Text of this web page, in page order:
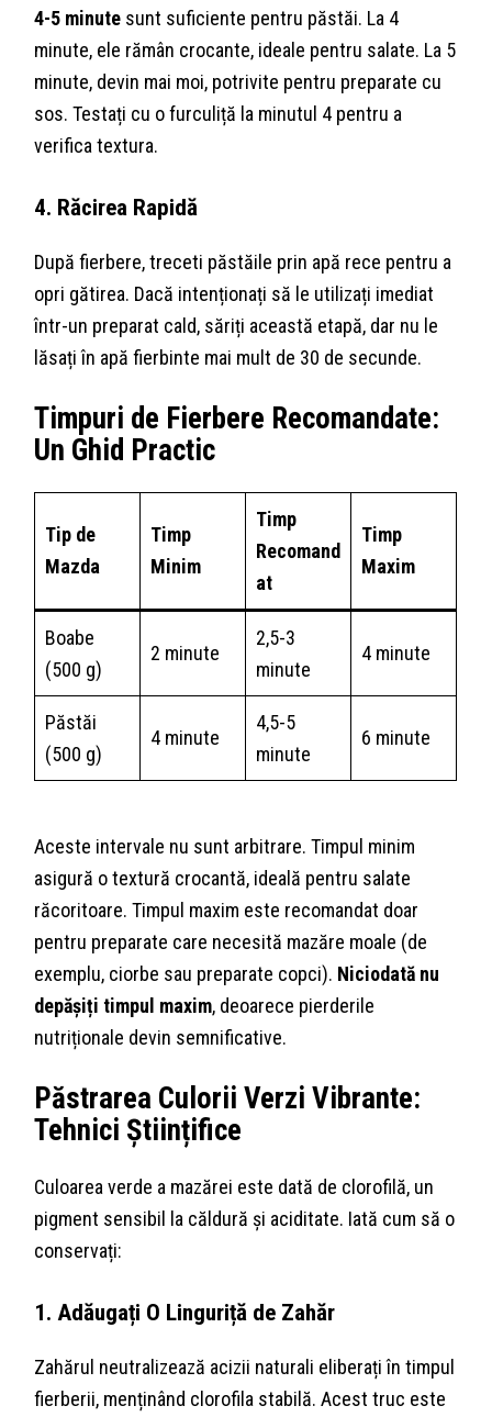
4-5 minute sunt suficiente pentru păstăi. La 4
minute, ele rămân crocante, ideale pentru salate. La 5
minute, devin mai moi, potrivite pentru preparate cu
sos. Testați cu o furculiță la minutul 4 pentru a
verifica textura.
4. Răcirea Rapidă
După fierbere, treceti păstăile prin apă rece pentru a
opri gătirea. Dacă intenționați să le utilizați imediat
într-un preparat cald, săriți această etapă, dar nu le
lăsați în apă fierbinte mai mult de 30 de secunde.
Timpuri de Fierbere Recomandate:
Un Ghid Practic
Tip de
Mazda
Timp
Minim
Timp
Recomand
at
Timp
Maxim
Boabe
(500 g)
2 minute
2,5-3
minute
4 minute
Păstăi
(500 g)
4 minute
4,5-5
minute
6 minute
Aceste intervale nu sunt arbitrare. Timpul minim
asigură o textură crocantă, ideală pentru salate
răcoritoare. Timpul maxim este recomandat doar
pentru preparate care necesită mazăre moale (de
exemplu, ciorbe sau preparate copci). Niciodată nu
depășiți timpul maxim, deoarece pierderile
nutriționale devin semnificative.
Păstrarea Culorii Verzi Vibrante:
Tehnici Științifice
Culoarea verde a mazărei este dată de clorofilă, un
pigment sensibil la căldură și aciditate. Iată cum să o
conservați:
1. Adăugați O Linguriță de Zahăr
Zahărul neutralizează acizii naturali eliberați în timpul
fierberii, menținând clorofila stabilă. Acest truc este